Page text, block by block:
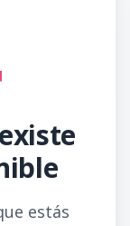
estás